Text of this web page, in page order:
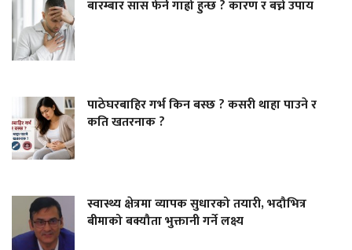
बारम्बार सास फेर्न गाह्रो हुन्छ ? कारण र बच्ने उपाय
पाठेघरबाहिर गर्भ किन बस्छ ? कसरी थाहा पाउने र
कति खतरनाक ?
स्वास्थ्य क्षेत्रमा व्यापक सुधारको तयारी, भदौभित्र
बीमाको बक्यौता भुक्तानी गर्ने लक्ष्य